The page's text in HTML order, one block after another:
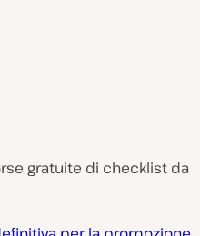
gratuite di checklist da